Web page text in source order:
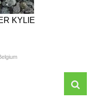
KYLIE